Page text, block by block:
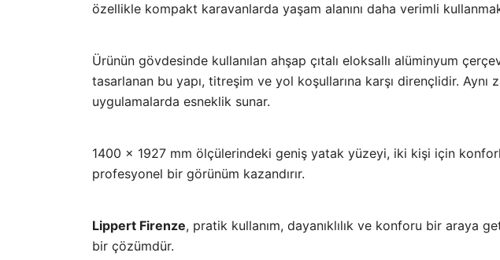
özellikle kompakt karavanlarda yaşam alanını daha verimli
Ürünün gövdesinde kullanılan ahşap çıtalı eloksallı alüminyum
tasarlanan bu yapı, titreşim ve yol koşullarına karşı dirençlidir.
uygulamalarda esneklik sunar.
1400 x 1927 mm ölçülerindeki geniş yatak yüzeyi, iki kişi için
profesyonel bir görünüm kazandırır.
Lippert Firenze, pratik kullanım, dayanıklılık ve konforu bir araya
bir çözümdür.